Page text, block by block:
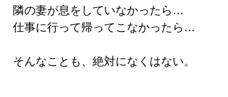
隣の妻が息をしていなかったら…
仕事に行って帰ってこなかったら…
そんなことも、絶対になくはない。